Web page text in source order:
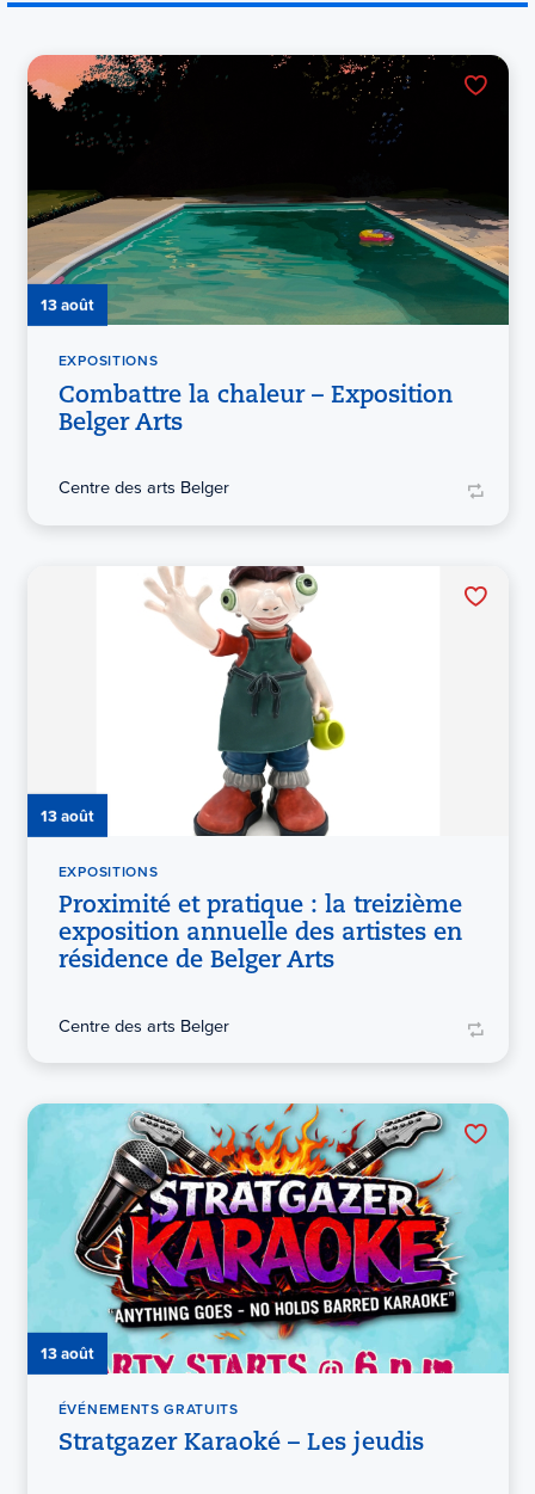
13 août
EXPOSITIONS
Combattre la chaleur – Exposition
Belger Arts
Centre des arts Belger
13 août
EXPOSITIONS
Proximité et pratique : la treizième
exposition annuelle des artistes en
résidence de Belger Arts
Centre des arts Belger
13 août
ÉVÉNEMENTS GRATUITS
Stratgazer Karaoké – Les jeudis